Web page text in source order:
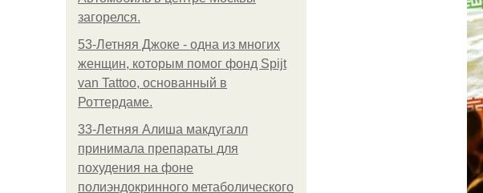
загорелся.
53-Летняя Джоке - одна из многих
женщин, которым помог фонд Spijt
van Tattoo, основанный в
Роттердаме.
33-Летняя Алиша макдугалл
принимала препараты для
похудения на фоне
полиэндокринного метаболического